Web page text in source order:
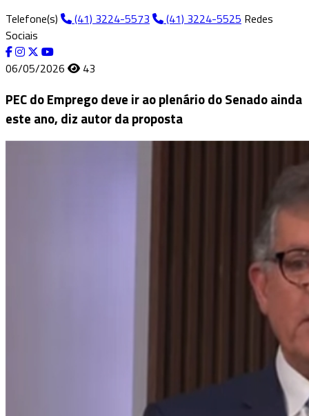
Telefone(s)
(41) 3224-5573 (41) 3224-5525 Redes
Sociais
06/05/2026
43
PEC do Emprego deve ir ao plenário do Senado ainda
este ano, diz autor da proposta